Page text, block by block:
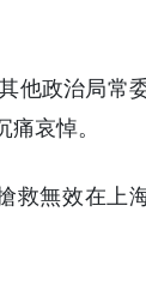
他政治局常
哀悼。
救無效在上